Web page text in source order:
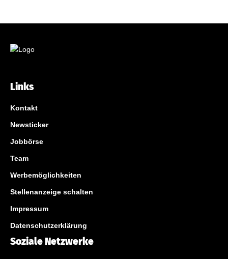
Links
Kontakt
Newsticker
Jobbörse
Team
Werbemöglichkeiten
Stellenanzeige schalten
Impressum
Datenschutzerklärung
Soziale Netzwerke